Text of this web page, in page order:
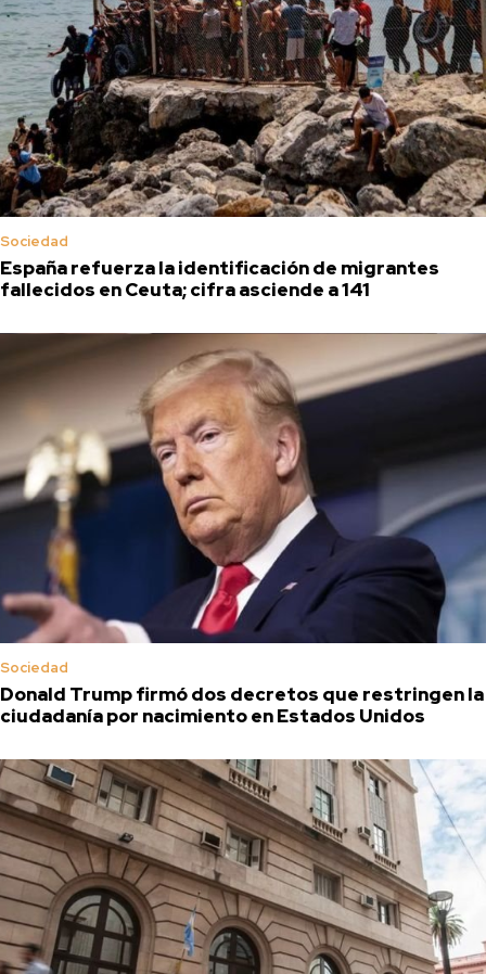
Sociedad
España refuerza la identificación de migrantes
fallecidos en Ceuta; cifra asciende a 141
Sociedad
Donald Trump firmó dos decretos que restringen la
ciudadanía por nacimiento en Estados Unidos